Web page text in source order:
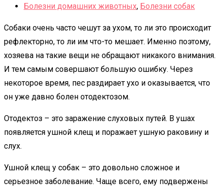
Болезни домашних животных, Болезни собак
Собаки очень часто чешут за ухом, то ли это происходит
рефлекторно, то ли им что-то мешает. Именно поэтому,
хозяева на такие вещи не обращают никакого внимания.
И тем самым совершают большую ошибку. Через
некоторое время, пес раздирает ухо и оказывается, что
он уже давно болен отодектозом.
Отодектоз – это заражение слуховых путей. В ушах
появляется ушной клещ и поражает ушную раковину и
слух.
Ушной клещ у собак – это довольно сложное и
серьезное заболевание. Чаще всего, ему подвержены